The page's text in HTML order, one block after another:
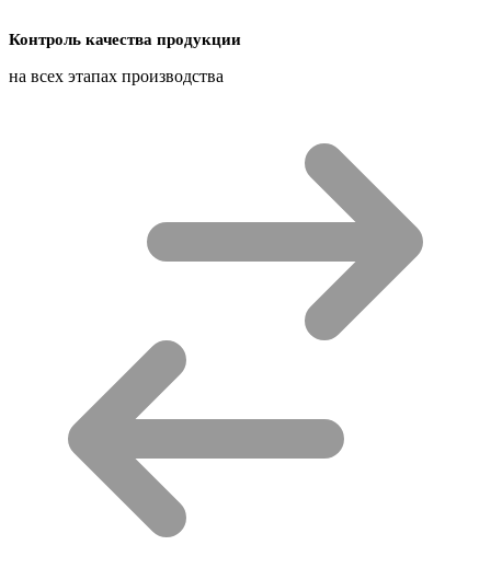
Контроль качества продукции
на всех этапах производства